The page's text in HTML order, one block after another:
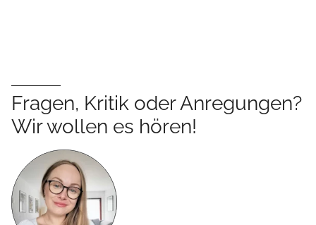
Fragen, Kritik oder Anregungen?
Wir wollen es hören!